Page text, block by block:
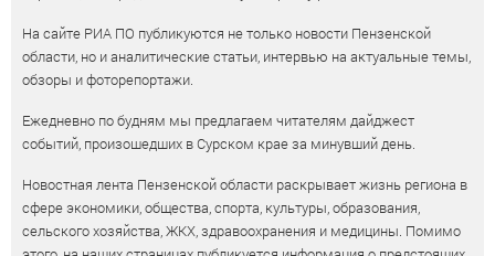
На сайте РИА ПО публикуются не только новости Пензенской
области, но и аналитические статьи, интервью на актуальные темы,
обзоры и фоторепортажи.
Ежедневно по будням мы предлагаем читателям дайджест
событий, произошедших в Сурском крае за минувший день.
Новостная лента Пензенской области раскрывает жизнь региона в
сфере экономики, общества, спорта, культуры, образования,
сельского хозяйства, ЖКХ, здравоохранения и медицины. Помимо